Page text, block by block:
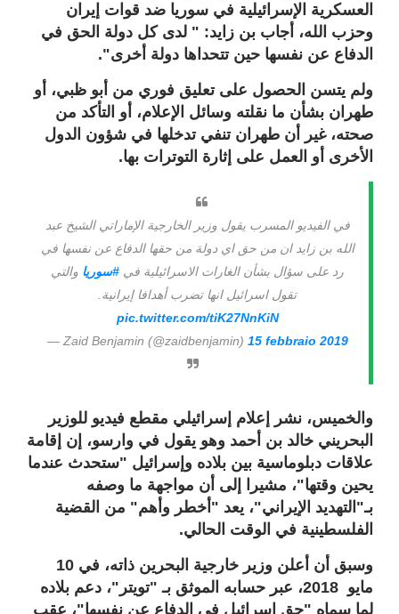
العسكرية الإسرائيلية في سوريا ضد قوات إيران
وحزب الله، أجاب بن زايد: " لدى كل دولة الحق في
الدفاع عن نفسها حين تتحداها دولة أخرى".
ولم يتسن الحصول على تعليق فوري من أبو ظبي، أو
طهران بشأن ما نقلته وسائل الإعلام، أو التأكد من
صحته، غير أن طهران تنفي تدخلها في شؤون الدول
الأخرى أو العمل على إثارة التوترات بها.
في الفيديو المسرب يقول وزير الخارجية الإماراتي الشيخ عبد
الله بن زايد ان من حق اي دولة من حقها الدفاع عن نفسها في
رد على سؤال بشأن الغارات الاسرائيلية في #سوريا والتي
تقول اسرائيل انها تضرب أهدافا إيرانية.
pic.twitter.com/tiK27NnKiN
— Zaid Benjamin (@zaidbenjamin) 15 febbraio 2019
والخميس، نشر إعلام إسرائيلي مقطع فيديو للوزير
البحريني خالد بن أحمد وهو يقول في وارسو، إن إقامة
علاقات دبلوماسية بين بلاده وإسرائيل "ستحدث عندما
يحين وقتها"، مشيرا إلى أن مواجهة ما وصفه
بـ"التهديد الإيراني"، يعد "أخطر وأهم" من القضية
الفلسطينية في الوقت الحالي.
وسبق أن أعلن وزير خارجية البحرين ذاته، في 10
مايو 2018، عبر حسابه الموثق بـ "تويتر"، دعم بلاده
لما سماه "حق إسرائيل في الدفاع عن نفسها"، عقب